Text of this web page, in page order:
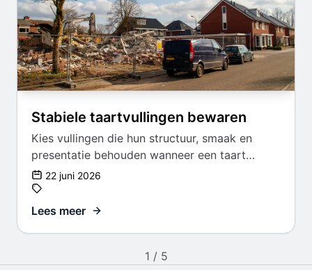
Stabiele taartvullingen bewaren
Kies vullingen die hun structuur, smaak en
presentatie behouden wanneer een taart
vooraf wordt gemaakt.
22 juni 2026
Lees meer
1 / 5